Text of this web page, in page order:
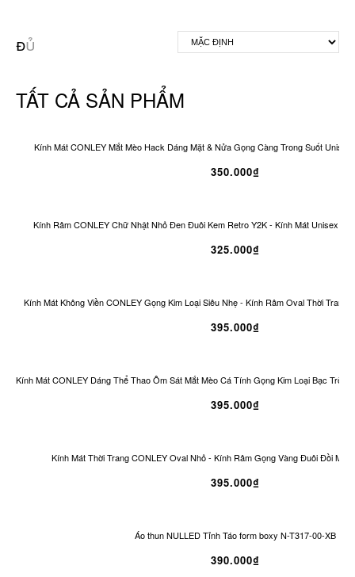
TẤT CẢ SẢN PHẨM
Kính Mát CONLEY Mắt Mèo Hack Dáng Mặt & Nửa Gọng Càng Trong Suốt
350.000₫
Kính Râm CONLEY Chữ Nhật Nhỏ Đen Đuôi Kem Retro Y2K - Kính Mát Unisex
325.000₫
Kính Mát Không Viền CONLEY Gọng Kim Loại Siêu Nhẹ - Kính Râm Oval Thời Trang
395.000₫
Kính Mát CONLEY Dáng Thể Thao Ôm Sát Mắt Mèo Cá Tính Gọng Kim Loại Bạc
395.000₫
Kính Mát Thời Trang CONLEY Oval Nhỏ - Kính Râm Gọng Vàng Đuôi Đồi Mồi
395.000₫
Áo thun NULLED Tỉnh Táo form boxy N-T317-00-XB
390.000₫